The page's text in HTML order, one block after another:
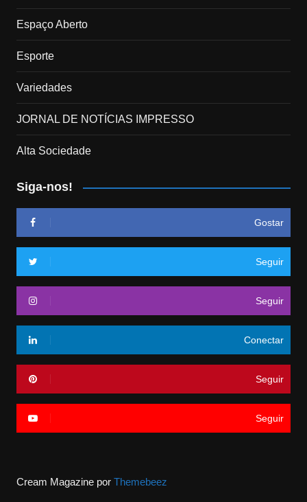
Espaço Aberto
Esporte
Variedades
JORNAL DE NOTÍCIAS IMPRESSO
Alta Sociedade
Siga-nos!
Gostar
Seguir
Seguir
Conectar
Seguir
Seguir
Cream Magazine por Themebeez